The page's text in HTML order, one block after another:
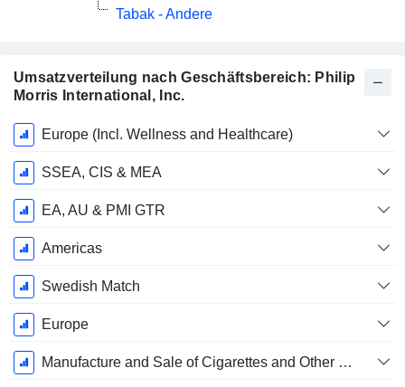
Umsatzverteilung nach Geschäftsbereich: Philip
Morris International, Inc.
Ende d.
Geschäftsjahres:
Dezember
Europe (Incl. Wellness and Healthcare)
SSEA, CIS & MEA
EA, AU & PMI GTR
Americas
Swedish Match
Europe
Manufacture and Sale of Cigarettes and Other Nicotine-Containing Products
Tabak - Andere